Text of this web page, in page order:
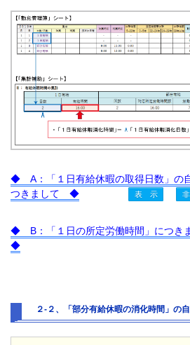
◆ A：「１日有給休暇の取得日数」の
つきまして ◆
◆ B：「１日の所定労働時間」につき
◆
２-２、「部分有給休暇の消化時間」の